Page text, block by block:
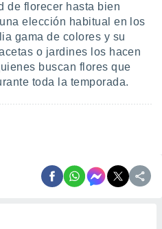
de florecer hasta bien
elección habitual en los
gama de colores y su
o jardines los hacen
buscan flores que
toda la temporada.